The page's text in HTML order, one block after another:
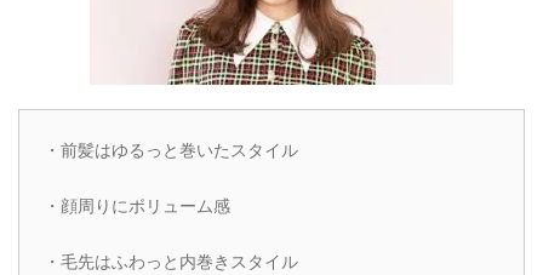
・前髪はゆるっと巻いたスタイル
・顔周りにボリューム感
・毛先はふわっと内巻きスタイル